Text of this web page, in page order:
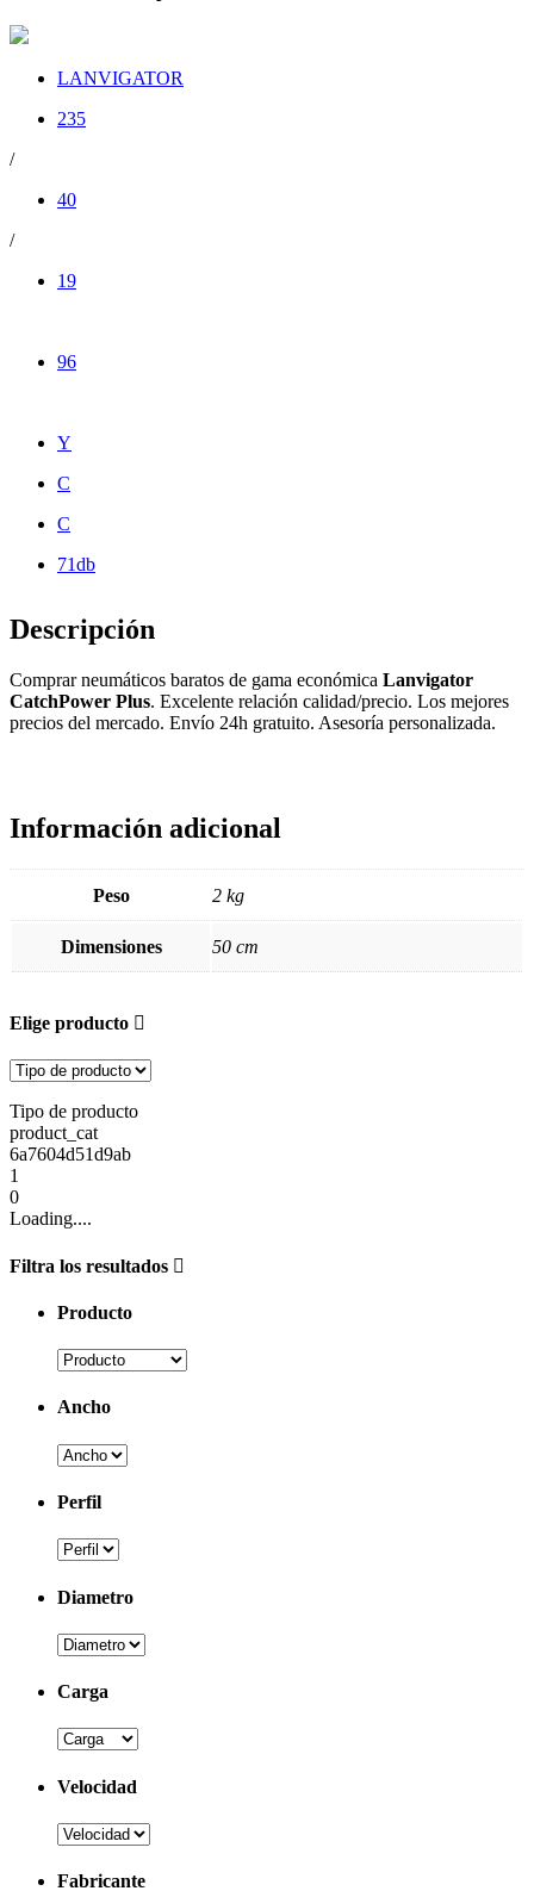
LANVIGATOR
235
/
40
/
19
96
Y
C
C
71db
Descripción
Comprar neumáticos baratos de gama económica Lanvigator
CatchPower Plus. Excelente relación calidad/precio. Los mejores
precios del mercado. Envío 24h gratuito. Asesoría personalizada.
Información adicional
Peso 2 kg
Dimensiones 50 cm
Elige producto
Tipo de producto
product_cat
6a7604d51d9ab
1
0
Loading....
Filtra los resultados
Producto
Ancho
Perfil
Diametro
Carga
Velocidad
Fabricante